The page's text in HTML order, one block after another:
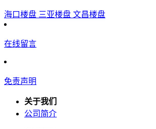
海口楼盘 三亚楼盘 文昌楼盘
在线留言
免责声明
关于我们
公司简介